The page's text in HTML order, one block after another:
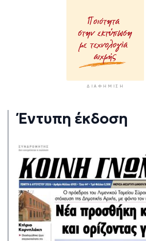
ΔΙΑΦΉΜΙΣΗ
Έντυπη έκδοση